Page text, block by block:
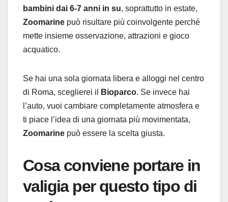
bambini dai 6-7 anni in su, soprattutto in estate,
Zoomarine può risultare più coinvolgente perché
mette insieme osservazione, attrazioni e gioco
acquatico.
Se hai una sola giornata libera e alloggi nel centro
di Roma, sceglierei il
Bioparco. Se invece hai
l’auto, vuoi cambiare completamente atmosfera e
ti piace l’idea di una giornata più movimentata,
Zoomarine può essere la scelta giusta.
Cosa conviene portare in
valigia per questo tipo di